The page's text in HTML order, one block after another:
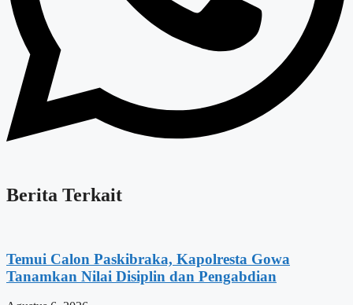
Berita Terkait
Temui Calon Paskibraka, Kapolresta Gowa
Tanamkan Nilai Disiplin dan Pengabdian